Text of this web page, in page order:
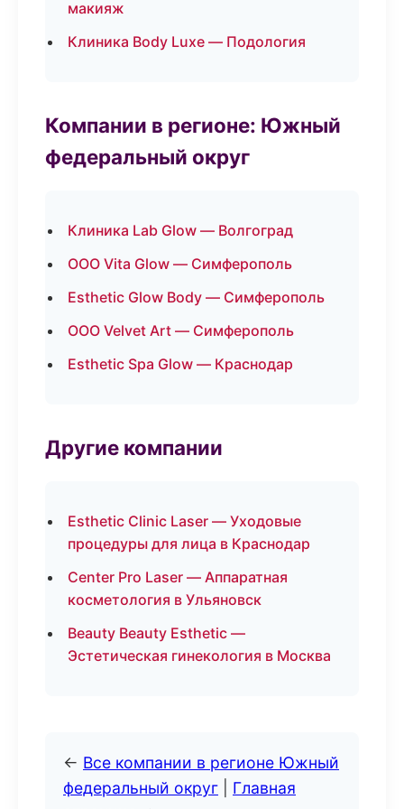
макияж
Клиника Body Luxe — Подология
Компании в регионе: Южный
федеральный округ
Клиника Lab Glow — Волгоград
ООО Vita Glow — Симферополь
Esthetic Glow Body — Симферополь
ООО Velvet Art — Симферополь
Esthetic Spa Glow — Краснодар
Другие компании
Esthetic Clinic Laser — Уходовые
процедуры для лица в Краснодар
Center Pro Laser — Аппаратная
косметология в Ульяновск
Beauty Beauty Esthetic —
Эстетическая гинекология в Москва
← Все компании в регионе Южный
федеральный округ
Главная